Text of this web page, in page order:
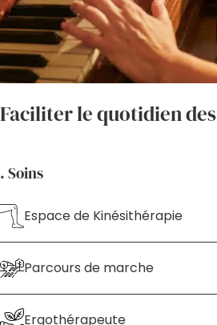
Faciliter le quotidien des
. Soins
Espace de Kinésithérapie
Parcours de marche
Ergothérapeute